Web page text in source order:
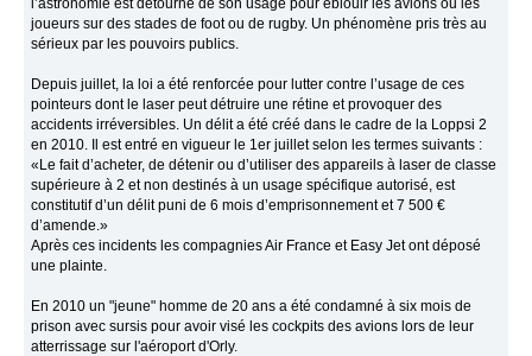
l’astronomie est détourné de son usage pour éblouir les avions ou les
joueurs sur des stades de foot ou de rugby. Un phénomène pris très au
sérieux par les pouvoirs publics.
Depuis juillet, la loi a été renforcée pour lutter contre l’usage de ces
pointeurs dont le laser peut détruire une rétine et provoquer des
accidents irréversibles. Un délit a été créé dans le cadre de la Loppsi 2
en 2010. Il est entré en vigueur le 1er juillet selon les termes suivants :
«Le fait d’acheter, de détenir ou d’utiliser des appareils à laser de classe
supérieure à 2 et non destinés à un usage spécifique autorisé, est
constitutif d’un délit puni de 6 mois d’emprisonnement et 7 500 €
d’amende.»
Après ces incidents les compagnies Air France et Easy Jet ont déposé
une plainte.
En 2010 un "jeune" homme de 20 ans a été condamné à six mois de
prison avec sursis pour avoir visé les cockpits des avions lors de leur
atterrissage sur l'aéroport d'Orly.